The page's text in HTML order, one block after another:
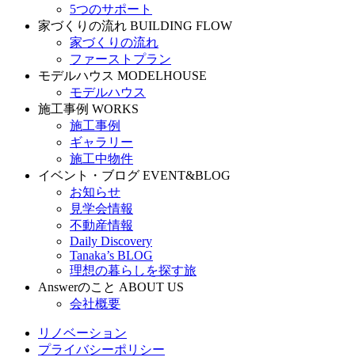
5つのサポート
家づくりの流れ BUILDING FLOW
家づくりの流れ
ファーストプラン
モデルハウス MODELHOUSE
モデルハウス
施工事例 WORKS
施工事例
ギャラリー
施工中物件
イベント・ブログ EVENT&BLOG
お知らせ
見学会情報
不動産情報
Daily Discovery
Tanaka’s BLOG
理想の暮らしを探す旅
Answerのこと ABOUT US
会社概要
リノベーション
プライバシーポリシー